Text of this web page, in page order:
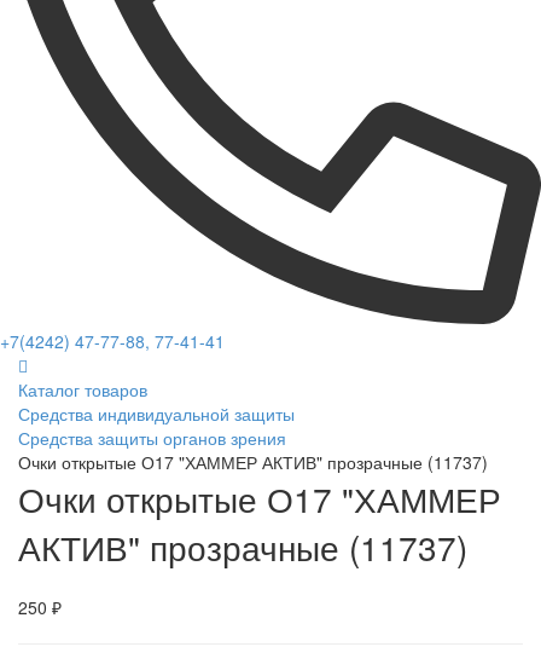
+7(4242) 47-77-88, 77-41-41
Каталог товаров
Средства индивидуальной защиты
Средства защиты органов зрения
Очки открытые О17 "ХАММЕР АКТИВ" прозрачные (11737)
Очки открытые О17 "ХАММЕР
АКТИВ" прозрачные (11737)
250 ₽